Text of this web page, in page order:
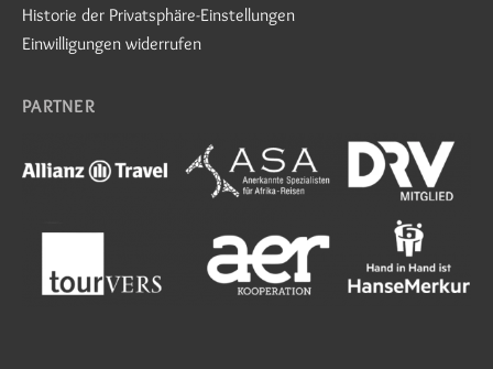
Historie der Privatsphäre-Einstellungen
Einwilligungen widerrufen
PARTNER